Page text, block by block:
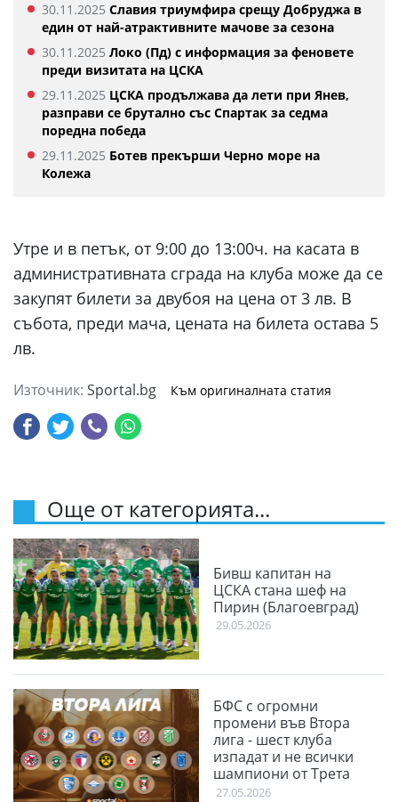
30.11.2025 Славия триумфира срещу Добруджа в
един от най-атрактивните мачове за сезона
30.11.2025 Локо (Пд) с информация за феновете
преди визитата на ЦСКА
29.11.2025 ЦСКА продължава да лети при Янев,
разправи се брутално със Спартак за седма
поредна победа
29.11.2025 Ботев прекърши Черно море на
Колежа
Утре и в петък, от 9:00 до 13:00ч. на касата в
административната сграда на клуба може да се
закупят билети за двубоя на цена от 3 лв. В
събота, преди мача, цената на билетa остава 5
лв.
Източник: Sportal.bg Към оригиналната статия
Още от категорията...
Бивш капитан на
ЦСКА стана шеф на
Пирин (Благоевград)
29.05.2026
БФС с огромни
промени във Втора
лига - шест клуба
изпадат и не всички
шампиони от Трета
лига ще влизат
27.05.2026